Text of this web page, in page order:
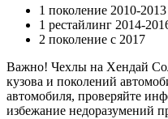
1 поколение 2010-2013
1 рестайлинг 2014-
2 поколение с 2017
Важно! Чехлы на Хендай
кузова и поколений
автомобиля, проверяйте
избежание недоразумений